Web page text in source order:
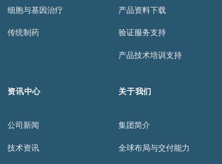
细胞与基因治疗
传统制药
产品资料下载
验证服务支持
产品技术培训支持
资讯中心
公司新闻
技术资讯
关于我们
集团简介
全球布局与交付能力